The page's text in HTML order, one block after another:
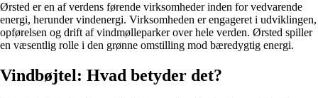
Ørsted er en af verdens førende virksomheder inden for vedvarende
energi, herunder vindenergi. Virksomheden er engageret i udviklingen,
opførelsen og drift af vindmølleparker over hele verden. Ørsted spiller
en væsentlig rolle i den grønne omstilling mod bæredygtig energi.
Vindbøjtel: Hvad betyder det?